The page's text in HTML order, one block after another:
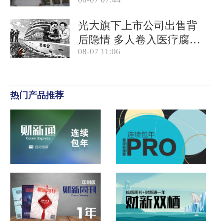
光大旗下上市公司出售背
后隐情 多人卷入医疗腐败
案被查
08-07 11:06
热门产品推荐